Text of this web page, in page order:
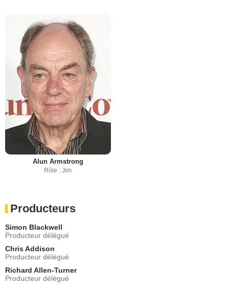
Alun Armstrong
Rôle : Jim
Producteurs
Simon Blackwell
Producteur délégué
Chris Addison
Producteur délégué
Richard Allen-Turner
Producteur délégué